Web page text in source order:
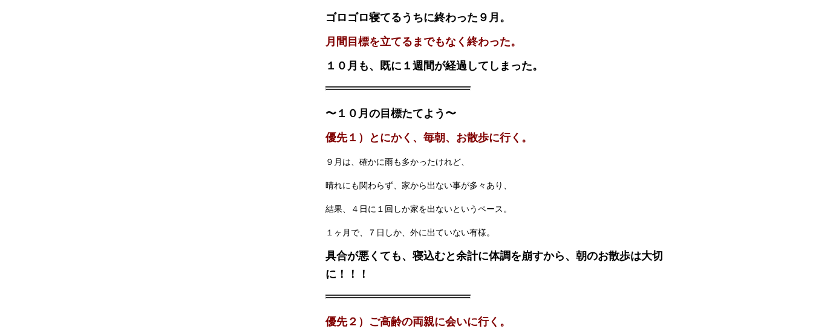
ゴロゴロ寝てるうちに終わった９月。
月間目標を立てるまでもなく終わった。
１０月も、既に１週間が経過してしまった。
〜１０月の目標たてよう〜
優先１）とにかく、毎朝、お散歩に行く。
９月は、確かに雨も多かったけれど、
晴れにも関わらず、家から出ない事が多々あり、
結果、４日に１回しか家を出ないというペース。
１ヶ月で、７日しか、外に出ていない有様。
具合が悪くても、寝込むと余計に体調を崩すから、朝のお散歩は大切
に！！！
優先２）ご高齢の両親に会いに行く。